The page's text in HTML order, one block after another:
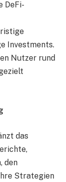
DeFi-
Investments.
Nutzer rund
das
den
Strategien